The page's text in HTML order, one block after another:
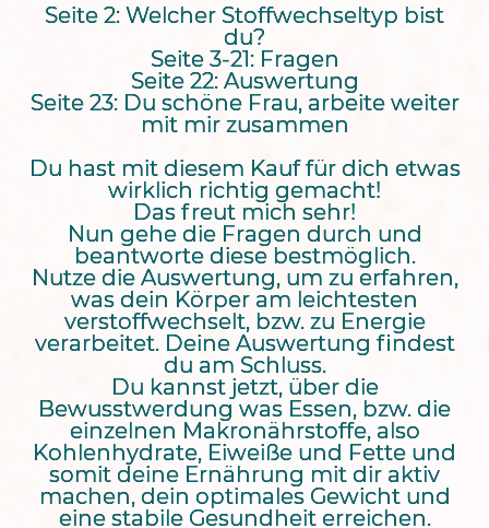
Seite 2: Welcher Stoffwechseltyp bist
du?
Seite 3-21: Fragen
Seite 22: Auswertung
Seite 23: Du schöne Frau, arbeite weiter
mit mir zusammen
Du hast mit diesem Kauf für dich etwas
wirklich richtig gemacht!
Das freut mich sehr!
Nun gehe die Fragen durch und
beantworte diese bestmöglich.
Nutze die Auswertung, um zu erfahren,
was dein Körper am leichtesten
verstoffwechselt, bzw. zu Energie
verarbeitet. Deine Auswertung findest
du am Schluss.
Du kannst jetzt, über die
Bewusstwerdung was Essen, bzw. die
einzelnen Makronährstoffe, also
Kohlenhydrate, Eiweiße und Fette und
somit deine Ernährung mit dir aktiv
machen, dein optimales Gewicht und
eine stabile Gesundheit erreichen.